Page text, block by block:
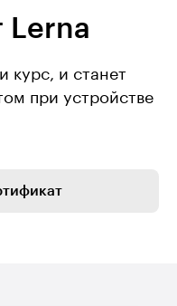
Lerna
курс, и станет
при устройстве